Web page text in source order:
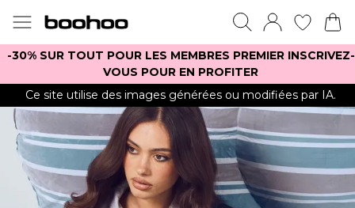
-30% SUR TOUT POUR LES MEMBRES PREMIER INSCRIVEZ-
VOUS POUR EN PROFITER
Ce site utilise des images générées ou modifiées par IA.